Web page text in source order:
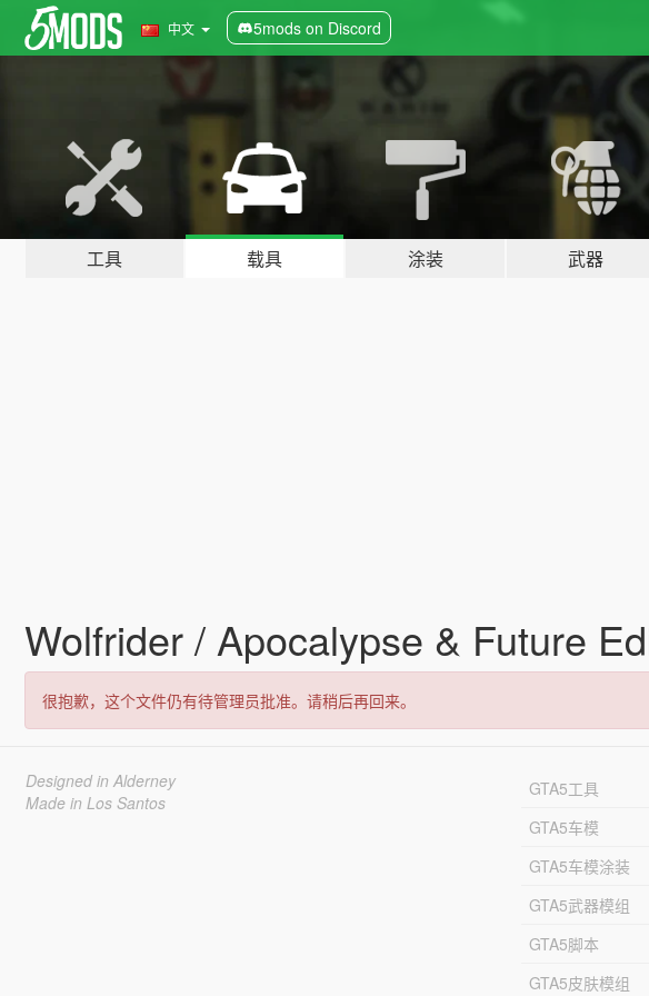
中文 5mods on Discord
工具 载具 涂装 武器
Wolfrider / Apocalypse & Future
很抱歉，这个文件仍有待管理员批准。请稍后再回来。
Designed in Alderney
Made in Los Santos
GTA5工具
GTA5车模
GTA5车模涂装
GTA5武器模组
GTA5脚本
GTA5皮肤模组